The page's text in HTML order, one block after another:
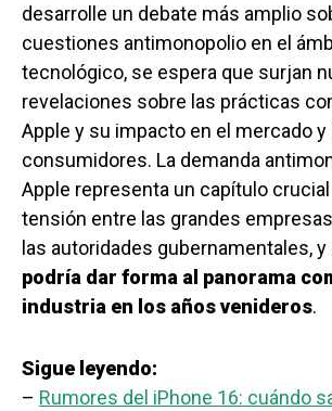
desarrolle un debate más amplio
cuestiones antimonopolio en el
tecnológico, se espera que surjan
revelaciones sobre las prácticas
Apple y su impacto en el mercado y
consumidores. La demanda
Apple representa un capítulo
tensión entre las grandes
las autoridades gubernamentales, y
podría dar forma al panorama
industria en los años venideros.
Sigue leyendo:
– Rumores del iPhone 16: cuándo